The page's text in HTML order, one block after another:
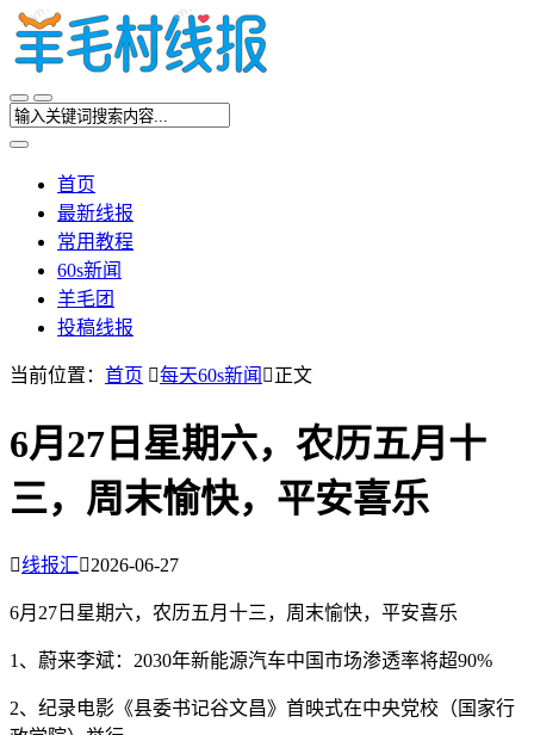
首页
最新线报
常用教程
60s新闻
羊毛团
投稿线报
当前位置： 首页 每天60s新闻 正文
6月27日星期六，农历五月十
三，周末愉快，平安喜乐
线报汇2026-06-27
6月27日星期六，农历五月十三，周末愉快，平安喜乐
1、蔚来李斌：2030年新能源汽车中国市场渗透率将超90%
2、纪录电影《县委书记谷文昌》首映式在中央党校（国家行